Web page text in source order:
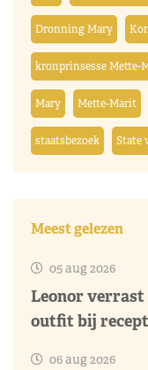
Dronning Mary
kronprinsesse Mette-
Mary Mette-Marit
staatsbezoek State
Meest gelezen
05 aug 2026
Leonor verrast
outfit bij
06 aug 2026